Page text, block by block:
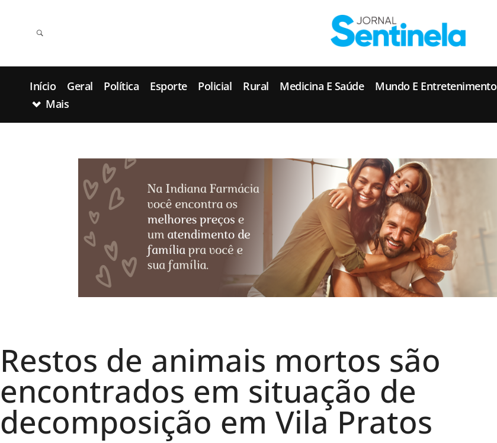
Início Geral Política Esporte Policial Rural Medicina E Saúde Mundo E Entretenimento
Mais
Restos de animais mortos são
encontrados em situação de
decomposição em Vila Pratos